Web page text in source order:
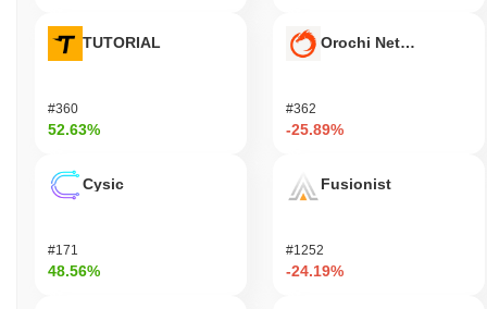
TUTORIAL
#360
52.63%
Cysic
#171
48.56%
Orochi Network
#362
-25.89%
Fusionist
#1252
-24.19%